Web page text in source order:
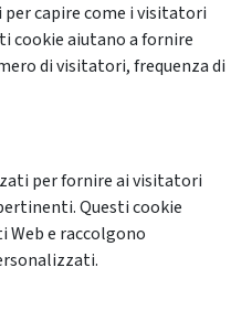
capire come i visitatori
cookie aiutano a fornire
di visitatori, frequenza di
per fornire ai visitatori
Questi cookie
e raccolgono